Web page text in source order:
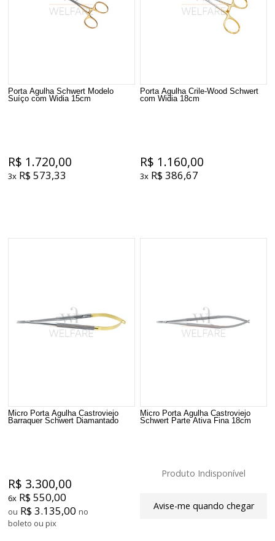
Porta Agulha Schwert Modelo
Suíço com Widia 15cm
R$ 1.720,00
3x R$ 573,33
Porta Agulha Crile-Wood Schwert
com Widia 18cm
R$ 1.160,00
3x R$ 386,67
Micro Porta Agulha Castroviejo
Barraquer Schwert Diamantado
R$ 3.300,00
6x R$ 550,00
ou R$ 3.135,00 no
boleto ou pix
Micro Porta Agulha Castroviejo
Schwert Parte Ativa Fina 18cm
Produto Indisponível
Avise-me quando chegar